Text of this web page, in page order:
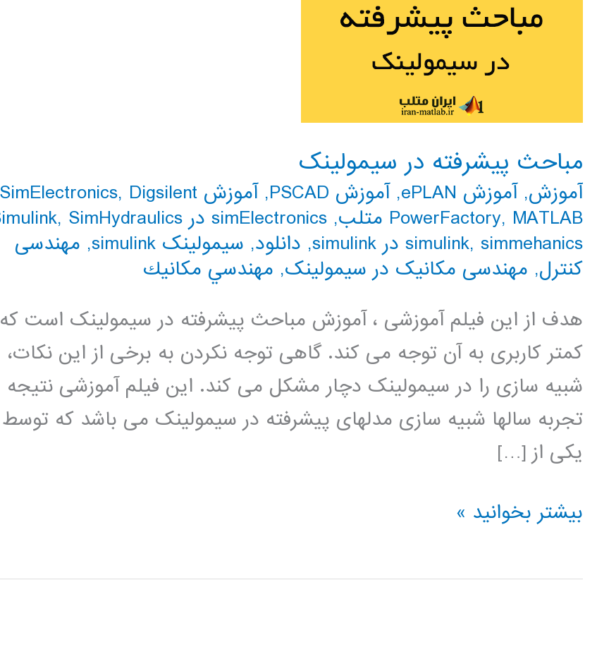
مباحث پیشرفته در سیمولینک
آموزش,آموزش ePLAN ,آموزش PSCAD ,آموزش SimElectronics , Digsilent
PowerFactory, MATLAB متلب , simElectronics در Simulink ,
simulink, simmehanics در simulink , دانلود, سیمولینک simulink , مهندسی
کنترل, مهندسی مکانیک در سیمولینک, مهندسي مكانيك
هدف از این فیلم آموزشی ، آموزش مباحث پیشرفته در سیمولینک است که
کمتر کاربری به آن توجه می کند. گاهی توجه نکردن به برخی از این نکات،
شبیه سازی را در سیمولینک دچار مشکل می کند. این فیلم آموزشی نتیجه
تجربه سالها شبیه سازی مدلهای پیشرفته در سیمولینک می باشد که توسط
یکی از […]
مباحث
در
بیشتر بخوانید »